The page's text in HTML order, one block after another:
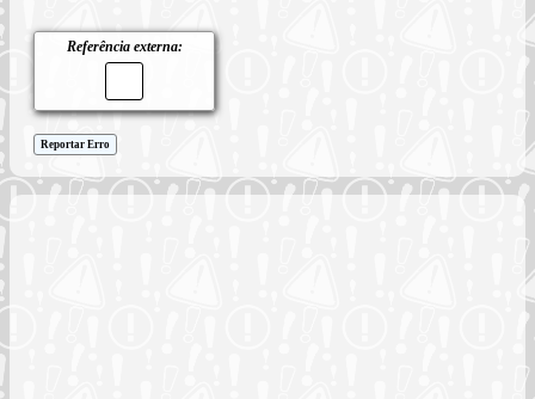
Referência externa:
Reportar Erro